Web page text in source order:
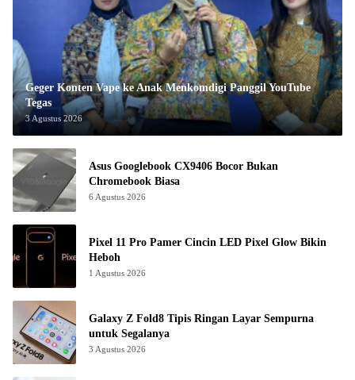
Geger Konten Vape ke Anak Menkomdigi Panggil YouTube
Tegas
3 Agustus 2026
Asus Googlebook CX9406 Bocor Bukan
Chromebook Biasa
6 Agustus 2026
Pixel 11 Pro Pamer Cincin LED Pixel Glow Bikin
Heboh
1 Agustus 2026
Galaxy Z Fold8 Tipis Ringan Layar Sempurna
untuk Segalanya
3 Agustus 2026